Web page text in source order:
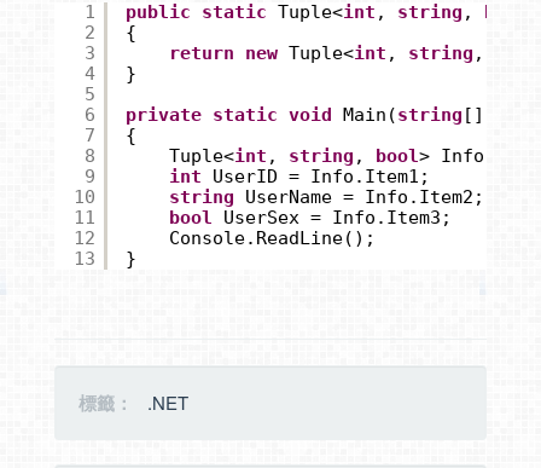
1
2
3
4
5
6
7
8
9
10
11
12
13
public static Tuple<int , string , bool
{
return
new Tuple<int , string ,
}
private static void Main(string []
{
Tuple<int , string , bool> Info =
int
UserID = Info.Item1;
string
UserName = Info.Item2;
bool
UserSex = Info.Item3;
Console.ReadLine();
}
標籤： .NET